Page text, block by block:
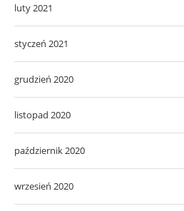
luty 2021
styczeń 2021
grudzień 2020
listopad 2020
październik 2020
wrzesień 2020